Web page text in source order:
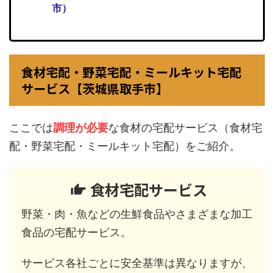
市）
食材宅配・野菜宅配・ミールキット宅配
サービス【茨城県取手市】
ここでは調理が必要な食材の宅配サービス（食材宅
配・野菜宅配・ミールキット宅配）をご紹介。
食材宅配サービス
野菜・肉・魚などの生鮮食品やさまざまな加工
食品の宅配サービス。
サービス各社ごとに安全基準は異なりますが、